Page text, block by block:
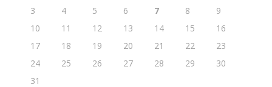
3
4 5 6 7 8
9
10
11 12 13 14 15
16
17
18 19 20 21 22
23
24
25 26 27 28 29
30
31